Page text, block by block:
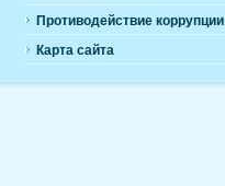
Противодействие коррупции
Карта сайта